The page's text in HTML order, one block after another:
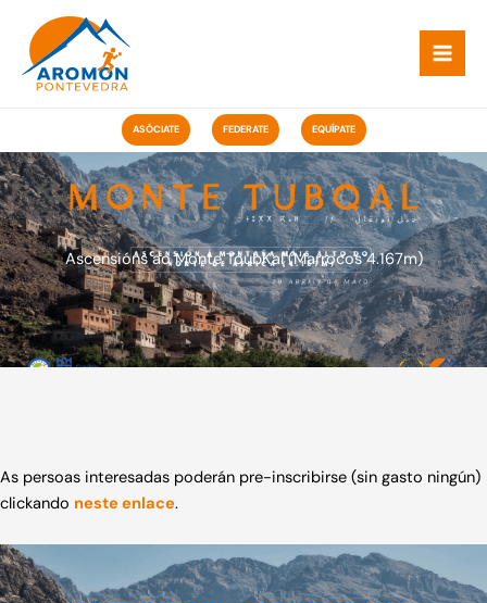
contido
ASÓCIATE FEDERATE EQUÍPATE
Ascensións ao Monte ToubKal (Marrocos 4.167m)
As persoas interesadas poderán pre-inscribirse (sin gasto ningún)
clickando neste enlace.